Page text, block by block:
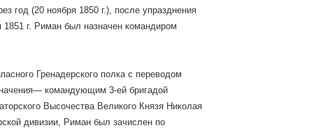
год (20 ноября 1850 г.), после упразднения
г. Риман был назначен командиром
Гренадерского полка с переводом
командующим 3-ей бригадой
Высочества Великого Князя Николая
дивизии, Риман был зачислен по